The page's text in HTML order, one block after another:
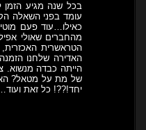
בכל שנה מגיע הזמן
כאילו…עוד פעם
הייתה כבדה מנשוא.
של מת על מטאל?
יחד!??! כל זאת